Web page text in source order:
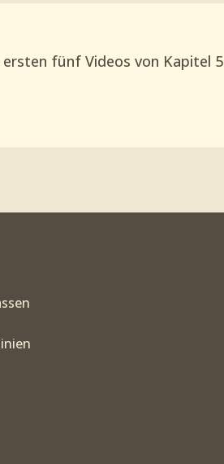
ersten fünf Videos von Kapitel 5